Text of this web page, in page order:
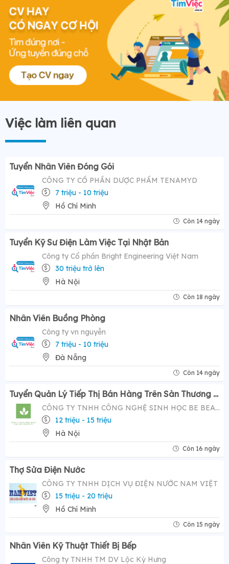
Việc làm liên quan
Tuyển Nhân Viên Đóng Gói
CÔNG TY CỔ PHẦN DƯỢC PHẨM TENAMYD
7 triệu - 10 triệu
Hồ Chí Minh
Còn 14 ngày
Tuyển Kỹ Sư Điện Làm Việc Tại Nhật Bản
Công ty Cổ phần Bright Engineering Việt Nam
30 triệu trở lên
Hà Nội
Còn 18 ngày
Nhân Viên Buồng Phòng
Công ty vn nguyễn
7 triệu - 10 triệu
Đà Nẵng
Còn 14 ngày
Tuyển Quản Lý Tiếp Thị Bán Hàng Trên Sàn Thương Mại Điện Tử ( Tiktok Shop)- Mức Lương Hấp Dẫn 12-20 Triệu
CÔNG TY TNHH CÔNG NGHỆ SINH HỌC BE BEAUTY
12 triệu - 15 triệu
Hà Nội
Còn 16 ngày
Thợ Sửa Điện Nước
CÔNG TY TNHH DỊCH VỤ ĐIỆN NƯỚC NAM VIỆT
15 triệu - 20 triệu
Hồ Chí Minh
Còn 15 ngày
Nhân Viên Kỹ Thuật Thiết Bị Bếp
Công ty TNHH TM DV Lộc Kỳ Hưng